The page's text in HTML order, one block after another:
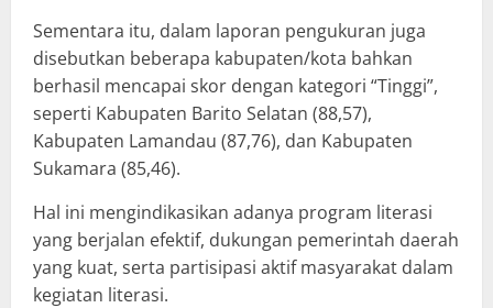
Sementara itu, dalam laporan pengukuran juga
disebutkan beberapa kabupaten/kota bahkan
berhasil mencapai skor dengan kategori “Tinggi”,
seperti Kabupaten Barito Selatan (88,57),
Kabupaten Lamandau (87,76), dan Kabupaten
Sukamara (85,46).
Hal ini mengindikasikan adanya program literasi
yang berjalan efektif, dukungan pemerintah daerah
yang kuat, serta partisipasi aktif masyarakat dalam
kegiatan literasi.